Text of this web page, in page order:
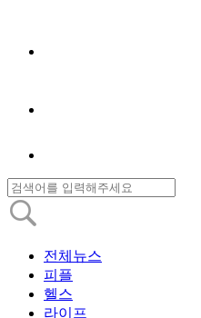
전체뉴스
피플
헬스
라이프